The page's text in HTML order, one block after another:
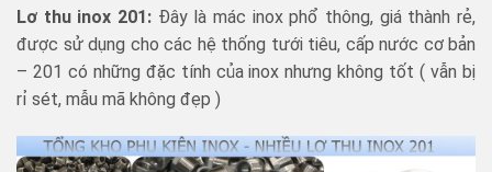
Lơ thu inox 201: Đây là mác inox phổ thông, giá thành rẻ,
được sử dụng cho các hệ thống tưới tiêu, cấp nước cơ bản
– 201 có những đặc tính của inox nhưng không tốt ( vẫn bị
rỉ sét, mẫu mã không đẹp )